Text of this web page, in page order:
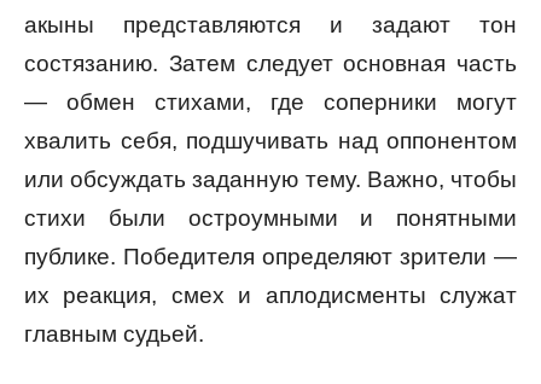
акыны представляются и задают тон
состязанию. Затем следует основная часть
— обмен стихами, где соперники могут
хвалить себя, подшучивать над оппонентом
или обсуждать заданную тему. Важно, чтобы
стихи были остроумными и понятными
публике. Победителя определяют зрители —
их реакция, смех и аплодисменты служат
главным судьей.